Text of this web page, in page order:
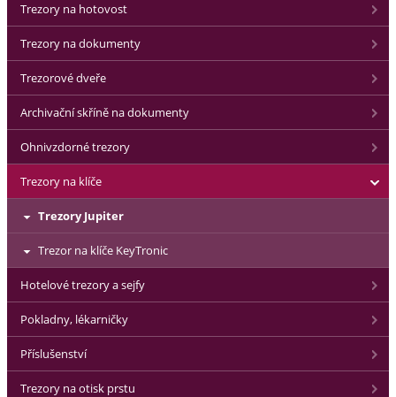
Trezory na hotovost
Trezory na dokumenty
Trezorové dveře
Archivační skříně na dokumenty
Ohnivzdorné trezory
Trezory na klíče
Trezory Jupiter
Trezor na klíče KeyTronic
Hotelové trezory a sejfy
Pokladny, lékarničky
Příslušenství
Trezory na otisk prstu